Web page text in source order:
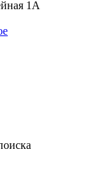
1А